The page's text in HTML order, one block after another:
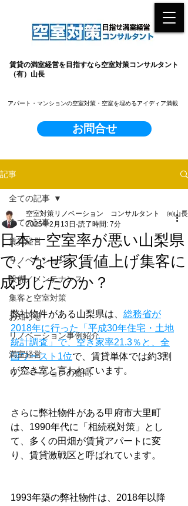
賃貸の満室経営を目指すなら空室対策コンサルタント
（有）山長
お問合せ
​アパート・マンションの空室対策・空室を埋めるアイディア満載
記事
全ての記事
賃貸経営
リノベーション
設備／メンテナンス
集客と空室対策
お知らせ
リノベーション事例紹介
満室経営
リノベーションの疑問
全ての記事
日本一空室率が悪い山梨県
で、なぜ家賃値上げ集客に
成功したのか？
空室対策リノベーション コンサルタント ㈲山長
2025年2月13日 読了時間: 7分
弊社物件がある山梨県は、 総務省が
2018年に行った「平成30年住宅・土地
統計調査」で、空き家率21.3％と、全
国ワースト1位で、賃貸単体では約3割
が空き室と言われています。
さらに弊社物件がある甲府市大里町
は、1990年代に「相続税対策」とし
て、多くの田畑が賃貸アパートに変
り、賃貸激戦区と呼ばれています。
1993年築の弊社物件は、2018年以降